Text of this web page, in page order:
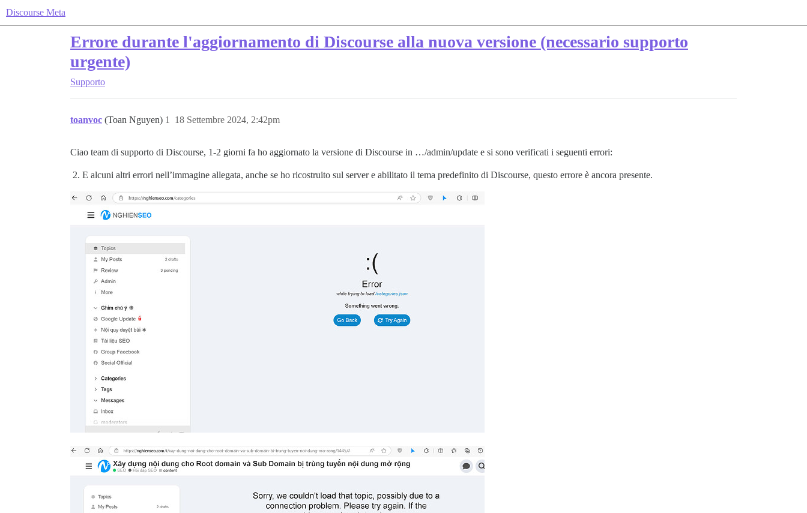
Discourse Meta
Errore durante l'aggiornamento di Discourse alla nuova versione (necessario supporto
urgente)
Supporto
toanvoc (Toan Nguyen) 18 Settembre 2024, 2:42pm
1
Ciao team di supporto di Discourse, 1-2 giorni fa ho aggiornato la versione di Discourse in …/admin/update e si sono verificati i seguenti errori:
E alcuni altri errori nell’immagine allegata, anche se ho ricostruito sul server e abilitato il tema predefinito di Discourse, questo errore è ancora presente.